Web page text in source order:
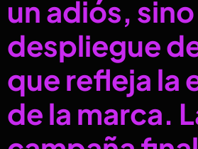
un adiós,
despliegue
que refleja la
de la marca.